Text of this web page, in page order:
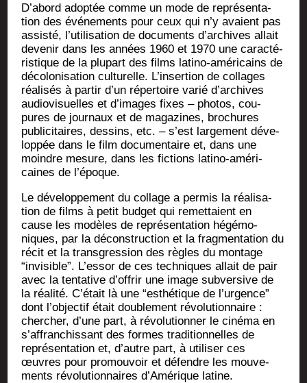
D’abord adop­tée comme un mode de repré­sen­ta­
tion des évé­ne­ments pour ceux qui n’y avaient pas
assis­té, l’utilisation de docu­ments d’archives allait
deve­nir dans les années 1960 et 1970 une carac­té­
ris­tique de la plu­part des films lati­no-amé­ri­cains de
déco­lo­ni­sa­tion cultu­relle. L’insertion de col­lages
réa­li­sés à par­tir d’un réper­toire varié d’archives
audio­vi­suelles et d’images fixes – pho­tos, cou­
pures de jour­naux et de maga­zines, bro­chures
publi­ci­taires, des­sins, etc. – s’est lar­ge­ment déve­
lop­pée dans le film docu­men­taire et, dans une
moindre mesure, dans les fic­tions lati­no-amé­ri­
caines de l’époque.
Le déve­lop­pe­ment du col­lage a per­mis la réa­li­sa­
tion de films à petit bud­get qui remet­taient en
cause les modèles de repré­sen­ta­tion hégé­mo­
niques, par la décons­truc­tion et la frag­men­ta­tion du
récit et la trans­gres­sion des règles du mon­tage
“invi­sible”. L’essor de ces tech­niques allait de pair
avec la ten­ta­tive d’offrir une image sub­ver­sive de
la réa­li­té. C’était là une “esthé­tique de l’urgence”
dont l’objectif était dou­ble­ment révo­lu­tion­naire :
cher­cher, d’une part, à révo­lu­tion­ner le ciné­ma en
s’affranchissant des formes tra­di­tion­nelles de
repré­sen­ta­tion et, d’autre part, à uti­li­ser ces
œuvres pour pro­mou­voir et défendre les mou­ve­
ments révo­lu­tion­naires d’Amérique latine.